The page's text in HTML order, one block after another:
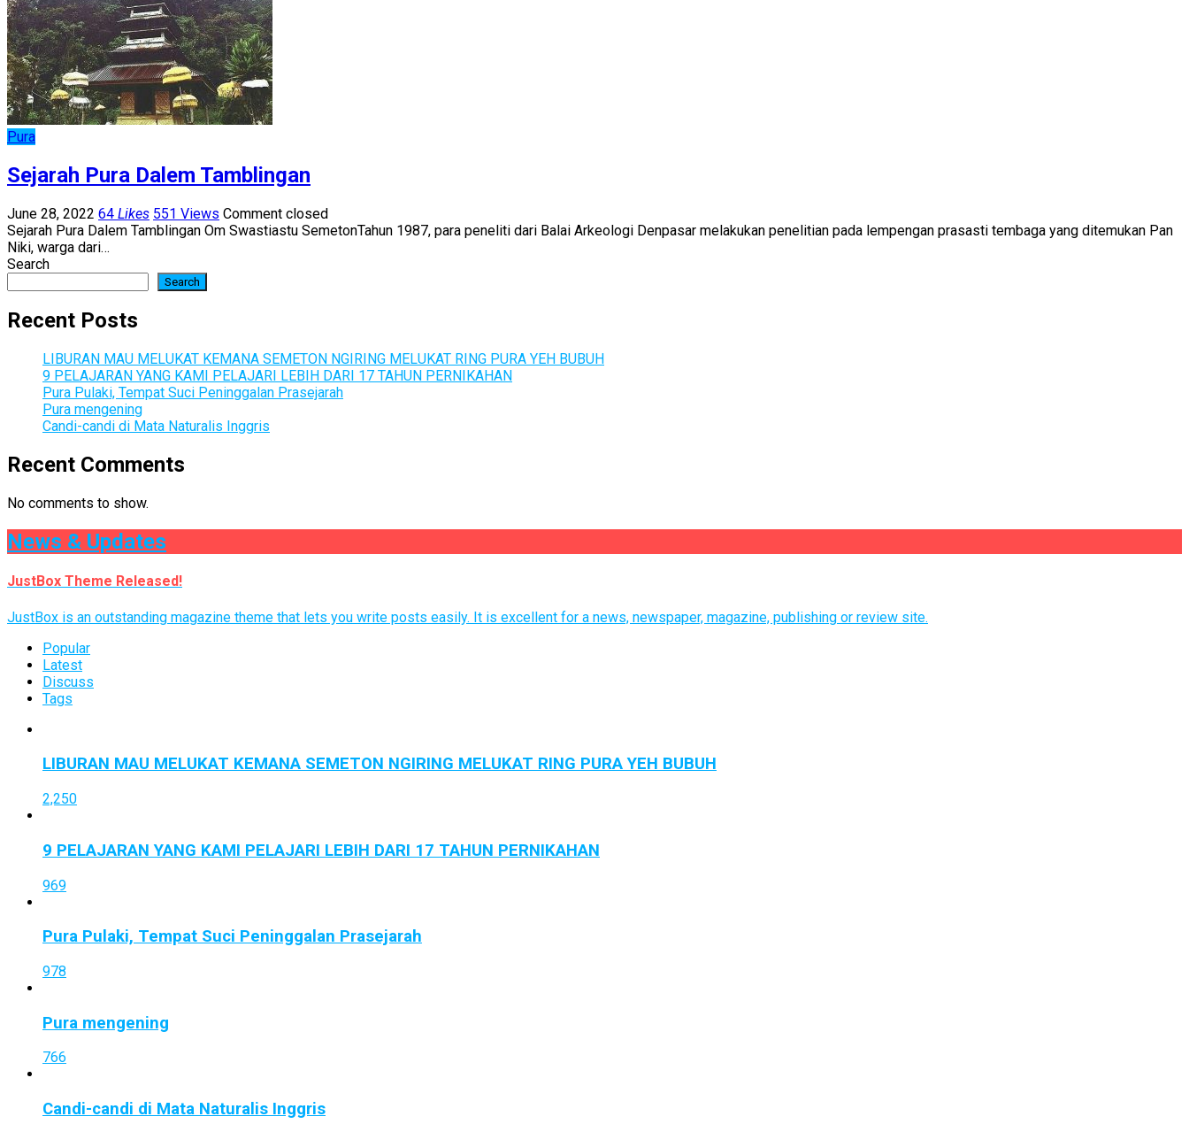
Pura
Sejarah Pura Dalem Tamblingan
June 28, 2022 64 Likes 551 Views Comment closed
Sejarah Pura Dalem Tamblingan Om Swastiastu SemetonTahun 1987, para peneliti dari Balai Arkeologi Denpasar melakukan penelitian pada lempengan prasasti tembaga yang ditemukan Pan
Niki, warga dari…
Search
Search
Recent Posts
LIBURAN MAU MELUKAT KEMANA SEMETON NGIRING MELUKAT RING PURA YEH BUBUH
9 PELAJARAN YANG KAMI PELAJARI LEBIH DARI 17 TAHUN PERNIKAHAN
Pura Pulaki, Tempat Suci Peninggalan Prasejarah
Pura mengening
Candi-candi di Mata Naturalis Inggris
Recent Comments
No comments to show.
News & Updates
JustBox Theme Released!
JustBox is an outstanding magazine theme that lets you write posts easily. It is excellent for a news, newspaper, magazine, publishing or review site.
Popular
Latest
Discuss
Tags
LIBURAN MAU MELUKAT KEMANA SEMETON NGIRING MELUKAT RING PURA YEH BUBUH
2,250
9 PELAJARAN YANG KAMI PELAJARI LEBIH DARI 17 TAHUN PERNIKAHAN
969
Pura Pulaki, Tempat Suci Peninggalan Prasejarah
978
Pura mengening
766
Candi-candi di Mata Naturalis Inggris